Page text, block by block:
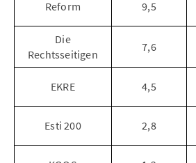
Reform 9,5
Die
Rechtsseitigen
7,6
EKRE 4,5
Esti 200 2,8